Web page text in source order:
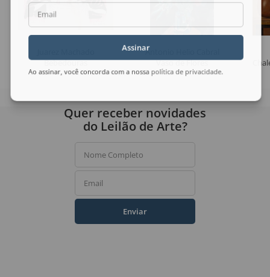
Bebedouras
Antonio Helio Cabral
Vaso de Flores
Email
Assinar
Ao assinar, você concorda com a nossa política de privacidade.
Quer receber novidades
do Leilão de Arte?
Nome Completo
Email
Enviar